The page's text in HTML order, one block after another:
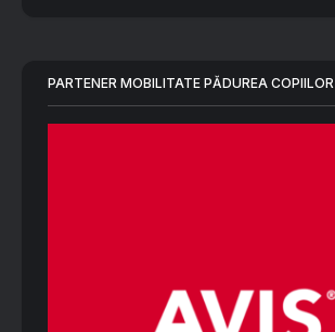
PARTENER MOBILITATE PĂDUREA COPIILOR